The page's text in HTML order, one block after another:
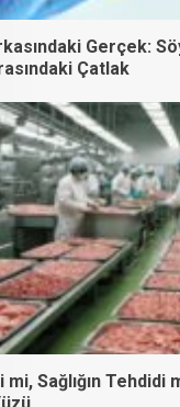
Gerçek:
Çatlak
Sağlığın Tehdidi